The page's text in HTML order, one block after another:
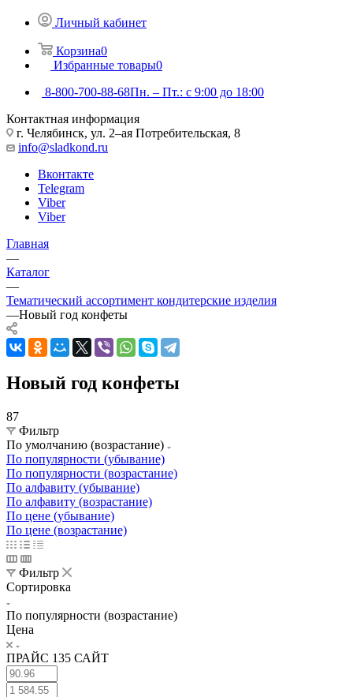
Личный кабинет
Корзина0
Избранные товары0
8-800-700-88-68Пн. – Пт.: с 9:00 до 18:00
Контактная информация
г. Челябинск, ул. 2–ая Потребительская, 8
info@sladkond.ru
Вконтакте
Telegram
Viber
Viber
Главная
—
Каталог
—
Тематический ассортимент кондитерские изделия
—Новый год конфеты
Новый год конфеты
87
Фильтр
По умолчанию (возрастание)
По популярности (убывание)
По популярности (возрастание)
По алфавиту (убывание)
По алфавиту (возрастание)
По цене (убывание)
По цене (возрастание)
Фильтр
Сортировка
По популярности (возрастание)
Цена
ПРАЙС 135 САЙТ